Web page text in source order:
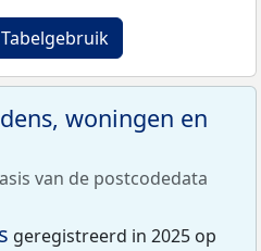
Tabelgebruik
woningen en
van de postcodedata
geregistreerd in 2025 op